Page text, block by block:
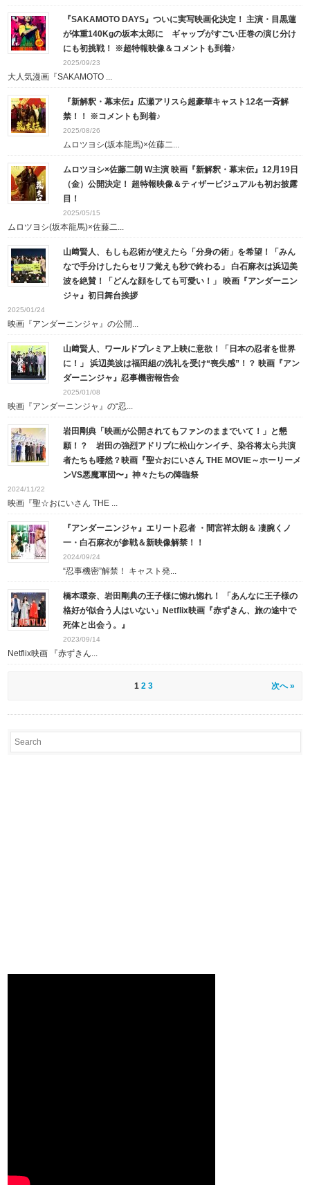
『SAKAMOTO DAYS』ついに実写映画化決定！ 主演・目黒蓮
が体重140Kgの坂本太郎に ギャップがすごい圧巻の演じ分け
にも初挑戦！ ※超特報映像＆コメントも到着♪
2025/09/23
大人気漫画『SAKAMOTO ...
『新解釈・幕末伝』広瀬アリスら超豪華キャスト12名一斉解
禁！！ ※コメントも到着♪
2025/08/26
ムロツヨシ(坂本龍馬)×佐藤二...
ムロツヨシ×佐藤二朗 W主演 映画『新解釈・幕末伝』12月19日
（金）公開決定！ 超特報映像＆ティザービジュアルも初お披露
目！
2025/05/15
ムロツヨシ(坂本龍馬)×佐藤二...
山﨑賢人、もしも忍術が使えたら「分身の術」を希望！「みん
なで手分けしたらセリフ覚えも秒で終わる」 白石麻衣は浜辺美
波を絶賛！「どんな顔をしても可愛い！」 映画『アンダーニン
ジャ』初日舞台挨拶
2025/01/24
映画『アンダーニンジャ』の公開...
山﨑賢人、ワールドプレミア上映に意欲！「日本の忍者を世界
に！」 浜辺美波は福田組の洗礼を受け“喪失感”！？ 映画『アン
ダーニンジャ』忍事機密報告会
2025/01/08
映画『アンダーニンジャ』の“忍...
岩田剛典「映画が公開されてもファンのままでいて！」と懇
願！？ 岩田の強烈アドリブに松山ケンイチ、染谷将太ら共演
者たちも唖然？映画『聖☆おにいさん THE MOVIE～ホーリーメ
ンVS悪魔軍団〜』神々たちの降臨祭
2024/11/22
映画『聖☆おにいさん THE ...
『アンダーニンジャ』エリート忍者 ・間宮祥太朗＆ 凄腕くノ
一・白石麻衣が参戦＆新映像解禁！！
2024/09/24
“忍事機密”解禁！ キャスト発...
橋本環奈、岩田剛典の王子様に惚れ惚れ！ 「あんなに王子様の
格好が似合う人はいない」Netflix映画『赤ずきん、旅の途中で
死体と出会う。』
2023/09/14
Netflix映画 『赤ずきん...
1 2 3 次へ »